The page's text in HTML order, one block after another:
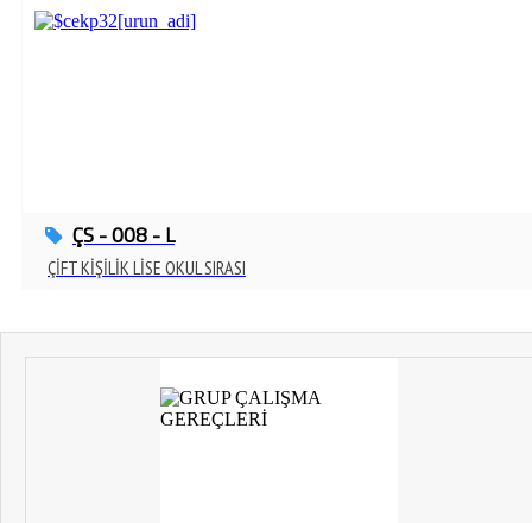
ÇS - 008 - L
ÇİFT KİŞİLİK LİSE OKUL SIRASI